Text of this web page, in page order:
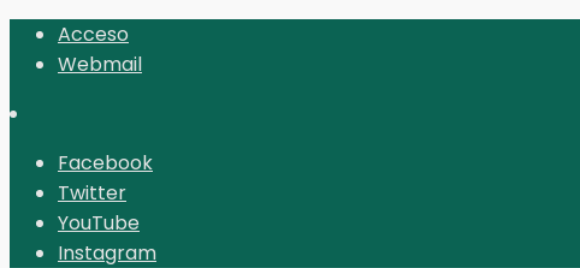
Acceso
Webmail
Facebook
Twitter
YouTube
Instagram